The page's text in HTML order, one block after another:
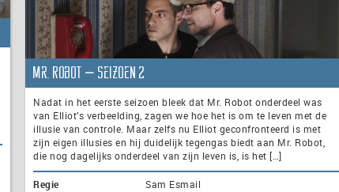
Mr. Robot – seizoen 2
Nadat in het eerste seizoen bleek dat Mr. Robot onderdeel was
van Elliot’s verbeelding, zagen we hoe het is om te leven met de
illusie van controle. Maar zelfs nu Elliot geconfronteerd is met
zijn eigen illusies en hij duidelijk tegengas biedt aan Mr. Robot,
die nog dagelijks onderdeel van zijn leven is, is het […]
Regie
Sam Esmail